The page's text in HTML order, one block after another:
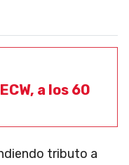
a los 60
tributo a